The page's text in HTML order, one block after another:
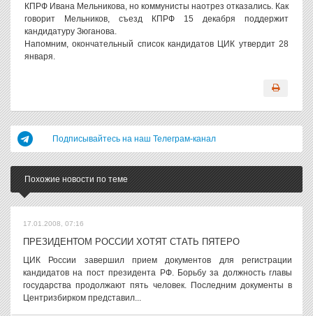
КПРФ Ивана Мельникова, но коммунисты наотрез отказались. Как
говорит Мельников, съезд КПРФ 15 декабря поддержит
кандидатуру Зюганова.
Напомним, окончательный список кандидатов ЦИК утвердит 28
января.
Подписывайтесь на наш Телеграм-канал
Похожие новости по теме
17.01.2008, 07:16
ПРЕЗИДЕНТОМ РОССИИ ХОТЯТ СТАТЬ ПЯТЕРО
ЦИК России завершил прием документов для регистрации
кандидатов на пост президента РФ. Борьбу за должность главы
государства продолжают пять человек. Последним документы в
Центризбирком представил...